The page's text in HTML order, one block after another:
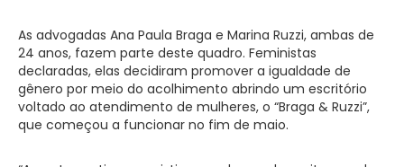
As advogadas Ana Paula Braga e Marina Ruzzi, ambas de
24 anos, fazem parte deste quadro. Feministas
declaradas, elas decidiram promover a igualdade de
gênero por meio do acolhimento abrindo um escritório
voltado ao atendimento de mulheres, o “Braga & Ruzzi”,
que começou a funcionar no fim de maio.